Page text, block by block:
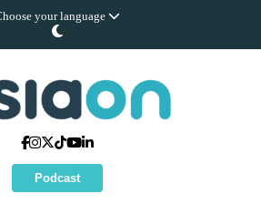
your language
Podcast